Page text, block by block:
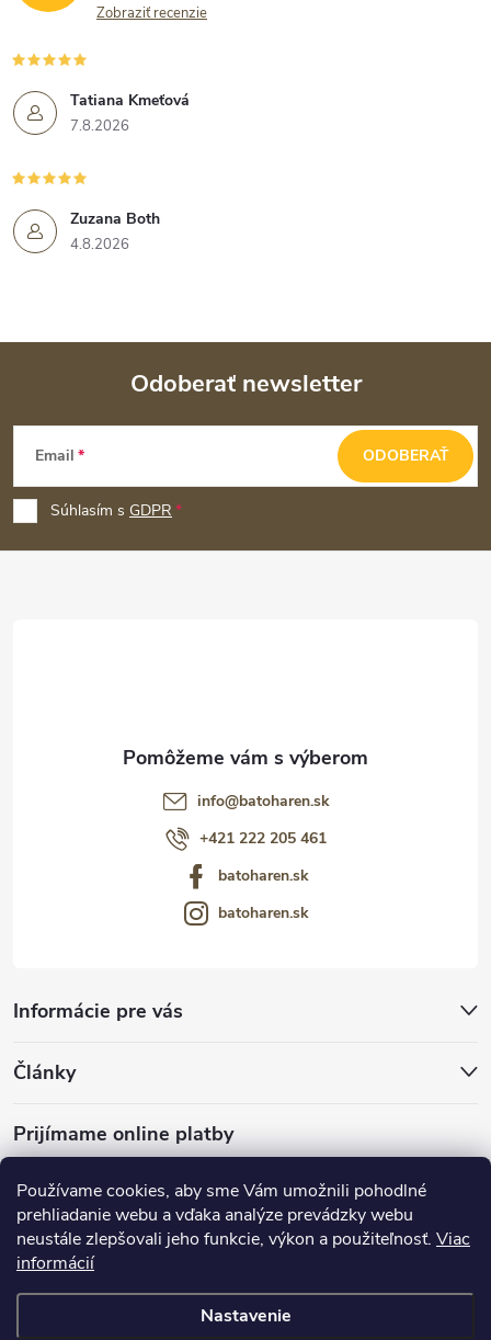
Používame cookies, aby sme Vám umožnili pohodlné
prehliadanie webu a vďaka analýze prevádzky webu
neustále zlepšovali jeho funkcie, výkon a použiteľnosť. Viac
informácií
Nastavenie
Zobraziť recenzie
Tatiana Kmeťová
7.8.2026
Zuzana Both
4.8.2026
Z
á
p
ä
Odoberať newsletter
Email
Súhlasím s GDPR
ODOBERAŤ
Informácie pre vás
Články
Prijímame online platby
info@batoharen.sk
+421 222 205 461
batoharen.sk
batoharen.sk